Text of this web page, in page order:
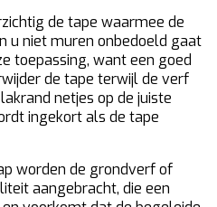
de tape waarmee de
u niet muren onbedoeld gaat
toepassing, want een goed
de tape terwijl de verf
netjes op de juiste
ingekort als de tape
worden de grondverf of
aangebracht, die een